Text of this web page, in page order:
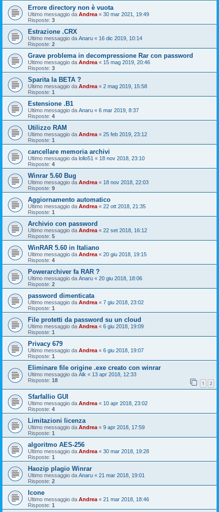
Errore directory non è vuota
Ultimo messaggio da Andrea « 30 mar 2021, 19:49
Risposte: 3
Estrazione .CRX
Ultimo messaggio da Anaru « 16 dic 2019, 10:14
Risposte: 2
Grave problema in decompressione Rar con password
Ultimo messaggio da Andrea « 15 mag 2019, 20:46
Risposte: 3
Sparita la BETA ?
Ultimo messaggio da Andrea « 2 mag 2019, 15:58
Risposte: 1
Estensione .B1
Ultimo messaggio da Anaru « 6 mar 2019, 8:37
Risposte: 4
Utilizzo RAM
Ultimo messaggio da Andrea « 25 feb 2019, 23:12
Risposte: 1
cancellare memoria archivi
Ultimo messaggio da lollo51 « 18 nov 2018, 23:10
Risposte: 4
Winrar 5.60 Bug
Ultimo messaggio da Andrea « 18 nov 2018, 22:03
Risposte: 9
Aggiornamento automatico
Ultimo messaggio da Andrea « 22 ott 2018, 21:35
Risposte: 1
Archivio con password
Ultimo messaggio da Andrea « 22 set 2018, 16:12
Risposte: 5
WinRAR 5.60 in Italiano
Ultimo messaggio da Andrea « 20 giu 2018, 19:15
Risposte: 4
Powerarchiver fa RAR ?
Ultimo messaggio da Anaru « 20 giu 2018, 18:06
Risposte: 2
password dimenticata
Ultimo messaggio da Andrea « 7 giu 2018, 23:02
Risposte: 1
File protetti da password su un cloud
Ultimo messaggio da Andrea « 6 giu 2018, 19:09
Risposte: 1
Privacy 679
Ultimo messaggio da Andrea « 6 giu 2018, 19:07
Risposte: 1
Eliminare file origine .exe creato con winrar
Ultimo messaggio da Alk « 13 apr 2018, 12:33
Risposte: 18 1 2
Sfarfallio GUI
Ultimo messaggio da Andrea « 10 apr 2018, 23:02
Risposte: 4
Limitazioni licenza
Ultimo messaggio da Andrea « 9 apr 2018, 17:59
Risposte: 1
algoritmo AES-256
Ultimo messaggio da Andrea « 30 mar 2018, 19:28
Risposte: 1
Haozip plagio Winrar
Ultimo messaggio da Anaru « 21 mar 2018, 19:01
Risposte: 2
Icone
Ultimo messaggio da Andrea « 21 mar 2018, 18:46
Risposte: 1